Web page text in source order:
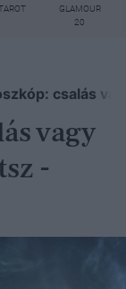
GLAMOUR
20
csalás
vagy
-